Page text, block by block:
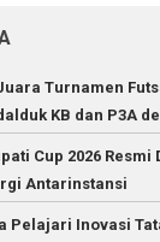
Turnamen
KB dan P3A
Cup 2026 Resmi
Antarinstansi
Pelajari Inovasi